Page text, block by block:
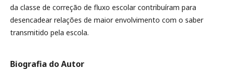
da classe de correção de fluxo escolar contribuíram para
desencadear relações de maior envolvimento com o saber
transmitido pela escola.
Biografia do Autor